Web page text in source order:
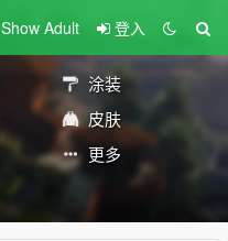
Show Adult 登入
涂装
皮肤
更多